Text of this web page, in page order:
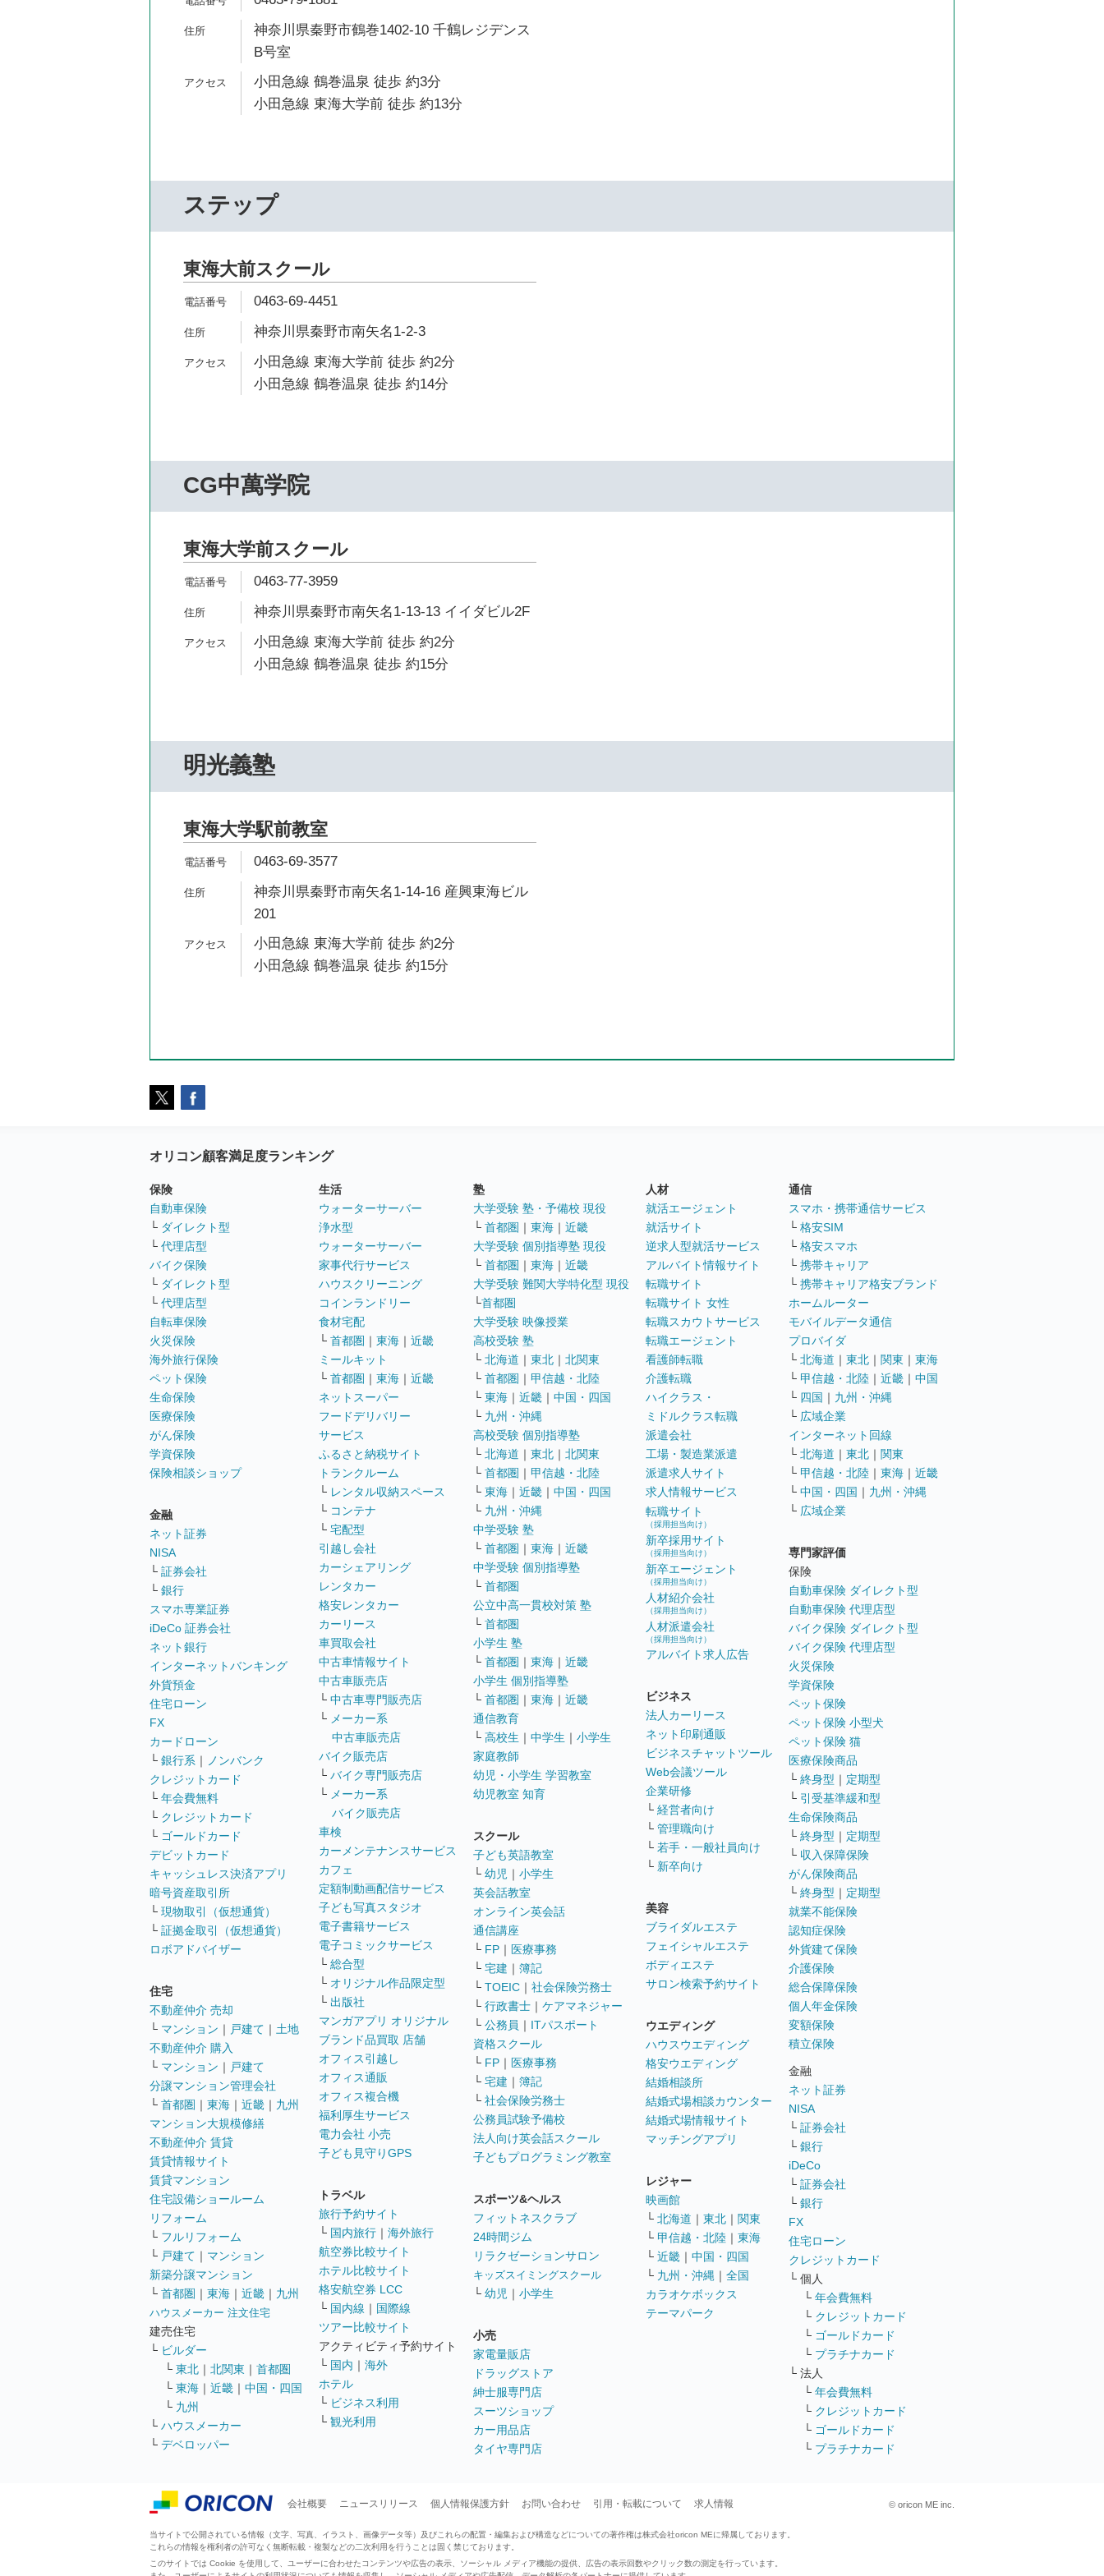
神奈川県秦野市鶴巻1402-10 千鶴レジデンス
B号室
小田急線 鶴巻温泉 徒歩 約3分
小田急線 東海大学前 徒歩 約13分
ステップ
東海大前スクール
0463-69-4451
神奈川県秦野市南矢名1-2-3
小田急線 東海大学前 徒歩 約2分
小田急線 鶴巻温泉 徒歩 約14分
CG中萬学院
東海大学前スクール
0463-77-3959
神奈川県秦野市南矢名1-13-13 イイダビル2F
小田急線 東海大学前 徒歩 約2分
小田急線 鶴巻温泉 徒歩 約15分
明光義塾
東海大学駅前教室
0463-69-3577
神奈川県秦野市南矢名1-14-16 産興東海ビル
201
小田急線 東海大学前 徒歩 約2分
小田急線 鶴巻温泉 徒歩 約15分
オリコン顧客満足度ランキング
保険
自動車保険
└ ダイレクト型
└ 代理店型
バイク保険
└ ダイレクト型
└ 代理店型
自転車保険
火災保険
海外旅行保険
ペット保険
生命保険
医療保険
がん保険
学資保険
保険相談ショップ
金融
ネット証券
NISA
└ 証券会社
└ 銀行
スマホ専業証券
iDeCo 証券会社
ネット銀行
インターネットバンキング
外貨預金
住宅ローン
FX
カードローン
└ 銀行系 ｜
ノンバンク
クレジットカード
└ 年会費無料
└ クレジットカード
└ ゴールドカード
デビットカード
キャッシュレス決済アプリ
暗号資産取引所
└ 現物取引（仮想通貨）
└ 証拠金取引（仮想通貨）
ロボアドバイザー
住宅
不動産仲介 売却
└ マンション ｜ 戸建て ｜ 土地
不動産仲介 購入
└ マンション ｜ 戸建て
分譲マンション管理会社
└ 首都圏 ｜ 東海 ｜ 近畿 ｜ 九州
マンション大規模修繕
不動産仲介 賃貸
賃貸情報サイト
賃貸マンション
住宅設備ショールーム
リフォーム
└ フルリフォーム
└ 戸建て ｜ マンション
新築分譲マンション
└ 首都圏 ｜ 東海 ｜ 近畿 ｜ 九州
ハウスメーカー 注文住宅
建売住宅
└ ビルダー
└ 東北 ｜ 北関東 ｜ 首都圏
└ 東海 ｜ 近畿 ｜ 中国・四国
└ 九州
└ ハウスメーカー
└ デベロッパー
生活
ウォーターサーバー
浄水型
ウォーターサーバー
家事代行サービス
ハウスクリーニング
コインランドリー
食材宅配
└ 首都圏 ｜ 東海 ｜ 近畿
ミールキット
└ 首都圏 ｜ 東海 ｜ 近畿
ネットスーパー
フードデリバリー
サービス
ふるさと納税サイト
トランクルーム
└ レンタル収納スペース
└ コンテナ
└ 宅配型
引越し会社
カーシェアリング
レンタカー
格安レンタカー
カーリース
車買取会社
中古車情報サイト
中古車販売店
└ 中古車専門販売店
└ メーカー系
中古車販売店
バイク販売店
└ バイク専門販売店
└ メーカー系
バイク販売店
車検
カーメンテナンスサービス
カフェ
定額制動画配信サービス
子ども写真スタジオ
電子書籍サービス
電子コミックサービス
└ 総合型
└ オリジナル作品限定型
└ 出版社
マンガアプリ オリジナル
ブランド品買取 店舗
オフィス引越し
オフィス通販
オフィス複合機
福利厚生サービス
電力会社 小売
子ども見守りGPS
トラベル
旅行予約サイト
└ 国内旅行 ｜ 海外旅行
航空券比較サイト
ホテル比較サイト
格安航空券 LCC
└ 国内線 ｜ 国際線
ツアー比較サイト
アクティビティ予約サイト
└ 国内 ｜ 海外
ホテル
└ ビジネス利用
└ 観光利用
塾
大学受験 塾・予備校 現役
└ 首都圏 ｜ 東海 ｜ 近畿
大学受験 個別指導塾 現役
└ 首都圏 ｜ 東海 ｜ 近畿
大学受験 難関大学特化型 現役
└首都圏
大学受験 映像授業
高校受験 塾
└ 北海道 ｜ 東北 ｜ 北関東
└ 首都圏 ｜ 甲信越・北陸
└ 東海 ｜ 近畿 ｜ 中国・四国
└ 九州・沖縄
高校受験 個別指導塾
└ 北海道 ｜ 東北 ｜ 北関東
└ 首都圏 ｜ 甲信越・北陸
└ 東海 ｜ 近畿 ｜ 中国・四国
└ 九州・沖縄
中学受験 塾
└ 首都圏 ｜ 東海 ｜ 近畿
中学受験 個別指導塾
└ 首都圏
公立中高一貫校対策 塾
└ 首都圏
小学生 塾
└ 首都圏 ｜ 東海 ｜ 近畿
小学生 個別指導塾
└ 首都圏 ｜ 東海 ｜ 近畿
通信教育
└ 高校生 ｜ 中学生 ｜ 小学生
家庭教師
幼児・小学生 学習教室
幼児教室 知育
スクール
子ども英語教室
└ 幼児 ｜ 小学生
英会話教室
オンライン英会話
通信講座
└ FP ｜ 医療事務
└ 宅建 ｜ 簿記
└ TOEIC ｜ 社会保険労務士
└ 行政書士 ｜ ケアマネジャー
└ 公務員 ｜ ITパスポート
資格スクール
└ FP ｜ 医療事務
└ 宅建 ｜ 簿記
└ 社会保険労務士
公務員試験予備校
法人向け英会話スクール
子どもプログラミング教室
スポーツ&ヘルス
フィットネスクラブ
24時間ジム
リラクゼーションサロン
キッズスイミングスクール
└ 幼児 ｜ 小学生
小売
家電量販店
ドラッグストア
紳士服専門店
スーツショップ
カー用品店
タイヤ専門店
人材
就活エージェント
就活サイト
逆求人型就活サービス
アルバイト情報サイト
転職サイト
転職サイト 女性
転職スカウトサービス
転職エージェント
看護師転職
介護転職
ハイクラス・
ミドルクラス転職
派遣会社
工場・製造業派遣
派遣求人サイト
求人情報サービス
転職サイト
（採用担当向け）
新卒採用サイト
（採用担当向け）
新卒エージェント
（採用担当向け）
人材紹介会社
（採用担当向け）
人材派遣会社
（採用担当向け）
アルバイト求人広告
ビジネス
法人カーリース
ネット印刷通販
ビジネスチャットツール
Web会議ツール
企業研修
└ 経営者向け
└ 管理職向け
└ 若手・一般社員向け
└ 新卒向け
美容
ブライダルエステ
フェイシャルエステ
ボディエステ
サロン検索予約サイト
ウエディング
ハウスウエディング
格安ウエディング
結婚相談所
結婚式場相談カウンター
結婚式場情報サイト
マッチングアプリ
レジャー
映画館
└ 北海道 ｜ 東北 ｜ 関東
└ 甲信越・北陸 ｜ 東海
└ 近畿 ｜ 中国・四国
└ 九州・沖縄 ｜ 全国
カラオケボックス
テーマパーク
通信
スマホ・携帯通信サービス
└ 格安SIM
└ 格安スマホ
└ 携帯キャリア
└ 携帯キャリア格安ブランド
ホームルーター
モバイルデータ通信
プロバイダ
└ 北海道 ｜ 東北 ｜ 関東 ｜ 東海
└ 甲信越・北陸 ｜ 近畿 ｜ 中国
└ 四国 ｜ 九州・沖縄
└ 広域企業
インターネット回線
└ 北海道 ｜ 東北 ｜ 関東
└ 甲信越・北陸 ｜ 東海 ｜ 近畿
└ 中国・四国 ｜ 九州・沖縄
└ 広域企業
専門家評価
保険
自動車保険 ダイレクト型
自動車保険 代理店型
バイク保険 ダイレクト型
バイク保険 代理店型
火災保険
学資保険
ペット保険
ペット保険 小型犬
ペット保険 猫
医療保険商品
└ 終身型 ｜ 定期型
└ 引受基準緩和型
生命保険商品
└ 終身型 ｜ 定期型
└ 収入保障保険
がん保険商品
└ 終身型 ｜ 定期型
就業不能保険
認知症保険
外貨建て保険
介護保険
総合保障保険
個人年金保険
変額保険
積立保険
金融
ネット証券
NISA
└ 証券会社
└ 銀行
iDeCo
└ 証券会社
└ 銀行
FX
住宅ローン
クレジットカード
└ 個人
└ 年会費無料
└ クレジットカード
└ ゴールドカード
└ プラチナカード
└ 法人
└ 年会費無料
└ クレジットカード
└ ゴールドカード
└ プラチナカード
会社概要 ニュースリリース 個人情報保護方針 お問い合わせ 引用・転載について 求人情報 © oricon ME inc.
当サイトで公開されている情報（文字、写真、イラスト、画像データ等）及びこれらの配置・編集および構造などについての著作権は株式会社oricon MEに帰属しております。
これらの情報を権利者の許可なく無断転載・複製などの二次利用を行うことは固く禁じております。
このサイトでは Cookie を使用して、ユーザーに合わせたコンテンツや広告の表示、ソーシャル メディア機能の提供、広告の表示回数やクリック数の測定を行っています。